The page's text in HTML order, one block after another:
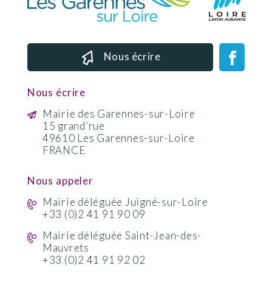
Nous écrire
Nous écrire
Mairie des Garennes-sur-Loire
15 grand’rue
49610 Les Garennes-sur-Loire
FRANCE
Nous appeler
Mairie déléguée Juigné-sur-Loire
+33 (0)2 41 91 90 09
Mairie déléguée Saint-Jean-des-
Mauvrets
+33 (0)2 41 91 92 02